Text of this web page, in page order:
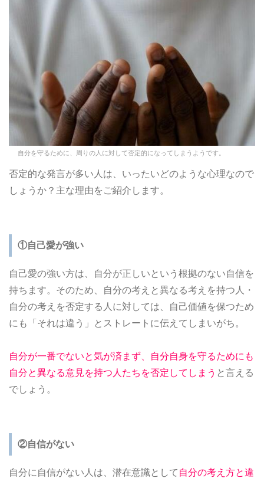
自分を守るために、周りの人に対して否定的になってしまうようです。
否定的な発言が多い人は、いったいどのような心理なので
しょうか？主な理由をご紹介します。
①自己愛が強い
自己愛の強い方は、自分が正しいという根拠のない自信を
持ちます。そのため、自分の考えと異なる考えを持つ人・
自分の考えを否定する人に対しては、自己価値を保つため
にも「それは違う」とストレートに伝えてしまいがち。
自分が一番でないと気が済まず、自分自身を守るためにも
自分と異なる意見を持つ人たちを否定してしまう と言える
でしょう。
②自信がない
自分に自信がない人は、潜在意識として 自分の考え方と違